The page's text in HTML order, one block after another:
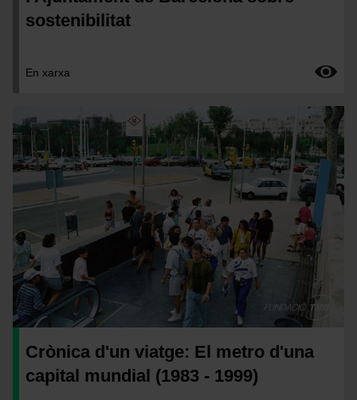
sostenibilitat
En xarxa
Imatge
Crònica d'un viatge: El metro d'una
capital mundial (1983 - 1999)